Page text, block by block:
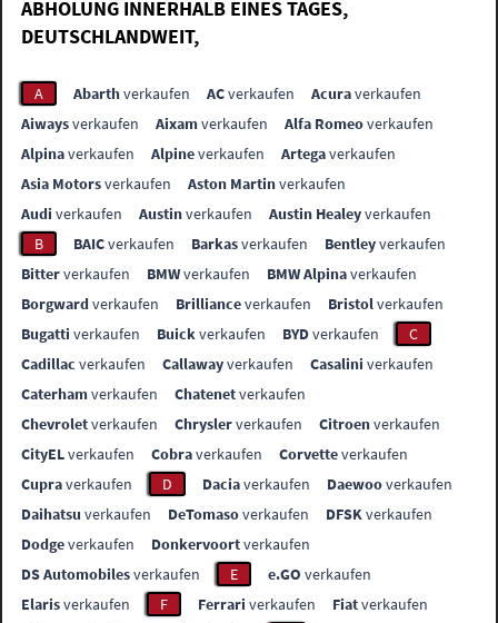
ABHOLUNG INNERHALB EINES TAGES,
DEUTSCHLANDWEIT,
A Abarthverkaufen ACverkaufen Acuraverkaufen
Aiwaysverkaufen Aixamverkaufen Alfa Romeoverkaufen
Alpinaverkaufen Alpineverkaufen Artegaverkaufen
Asia Motorsverkaufen Aston Martinverkaufen
Audi verkaufen Austinverkaufen Austin Healeyverkaufen
B
BAICverkaufen Barkasverkaufen Bentleyverkaufen
Bitterverkaufen BMWverkaufen BMW Alpinaverkaufen
Borgwardverkaufen Brillianceverkaufen Bristolverkaufen
Bugatti verkaufen Buickverkaufen BYDverkaufen
C
Cadillac verkaufen Callawayverkaufen Casalini verkaufen
Caterhamverkaufen Chatenetverkaufen
Chevroletverkaufen Chryslerverkaufen Citroenverkaufen
CityELverkaufen Cobraverkaufen Corvetteverkaufen
Cupraverkaufen D Daciaverkaufen Daewooverkaufen
Daihatsu verkaufen DeTomasoverkaufen DFSKverkaufen
Dodgeverkaufen Donkervoortverkaufen
DS Automobilesverkaufen E e.GO verkaufen
Elarisverkaufen F Ferrari verkaufen Fiatverkaufen